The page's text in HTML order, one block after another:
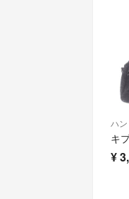
ハ
¥